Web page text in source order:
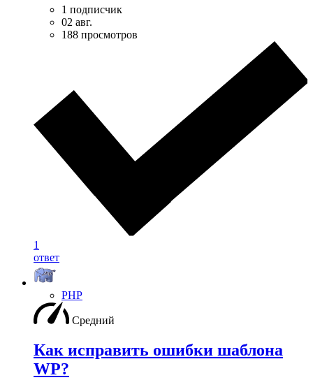
1 подписчик
02 авг.
188 просмотров
1
ответ
PHP
Средний
Как исправить ошибки шаблона
WP?